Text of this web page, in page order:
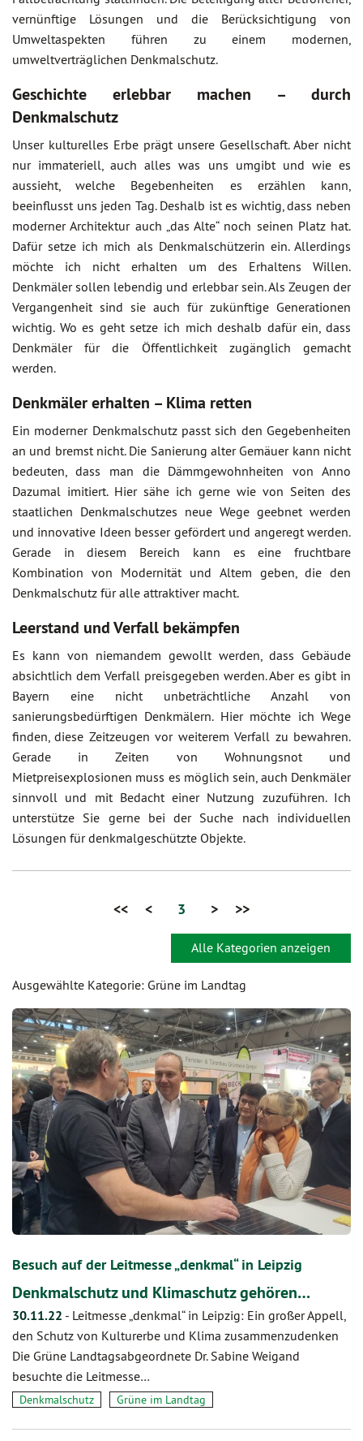
vernünftige Lösungen und die Berücksichtigung von
Umweltaspekten führen zu einem modernen,
umweltverträglichen Denkmalschutz.
Geschichte erlebbar machen – durch
Denkmalschutz
Unser kulturelles Erbe prägt unsere Gesellschaft. Aber nicht
nur immateriell, auch alles was uns umgibt und wie es
aussieht, welche Begebenheiten es erzählen kann,
beeinflusst uns jeden Tag. Deshalb ist es wichtig, dass neben
moderner Architektur auch „das Alte“ noch seinen Platz hat.
Dafür setze ich mich als Denkmalschützerin ein. Allerdings
möchte ich nicht erhalten um des Erhaltens Willen.
Denkmäler sollen lebendig und erlebbar sein. Als Zeugen der
Vergangenheit sind sie auch für zukünftige Generationen
wichtig. Wo es geht setze ich mich deshalb dafür ein, dass
Denkmäler für die Öffentlichkeit zugänglich gemacht
werden.
Denkmäler erhalten – Klima retten
Ein moderner Denkmalschutz passt sich den Gegebenheiten
an und bremst nicht. Die Sanierung alter Gemäuer kann nicht
bedeuten, dass man die Dämmgewohnheiten von Anno
Dazumal imitiert. Hier sähe ich gerne wie von Seiten des
staatlichen Denkmalschutzes neue Wege geebnet werden
und innovative Ideen besser gefördert und angeregt werden.
Gerade in diesem Bereich kann es eine fruchtbare
Kombination von Modernität und Altem geben, die den
Denkmalschutz für alle attraktiver macht.
Leerstand und Verfall bekämpfen
Es kann von niemandem gewollt werden, dass Gebäude
absichtlich dem Verfall preisgegeben werden. Aber es gibt in
Bayern eine nicht unbeträchtliche Anzahl von
sanierungsbedürftigen Denkmälern. Hier möchte ich Wege
finden, diese Zeitzeugen vor weiterem Verfall zu bewahren.
Gerade in Zeiten von Wohnungsnot und
Mietpreisexplosionen muss es möglich sein, auch Denkmäler
sinnvoll und mit Bedacht einer Nutzung zuzuführen. Ich
unterstütze Sie gerne bei der Suche nach individuellen
Lösungen für denkmalgeschützte Objekte.
<< < 3 > >>
Alle Kategorien anzeigen
Ausgewählte Kategorie: Grüne im Landtag
Besuch auf der Leitmesse „denkmal“ in Leipzig
Denkmalschutz und Klimaschutz gehören…
30.11.22 - Leitmesse „denkmal“ in Leipzig: Ein großer Appell,
den Schutz von Kulturerbe und Klima zusammenzudenken
Die Grüne Landtagsabgeordnete Dr. Sabine Weigand
besuchte die Leitmesse…
Denkmalschutz Grüne im Landtag